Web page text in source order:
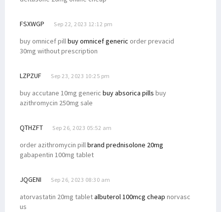
FSXWGP Sep 22, 2023 12:12 pm
buy omnicef pillbuy omnicef generic order prevacid
30mg without prescription
LZPZUF Sep 23, 2023 10:25 pm
buy accutane 10mg generic buy absorica pills buy
azithromycin 250mg sale
QTHZFT Sep 26, 2023 05:52 am
order azithromycin pillbrand prednisolone 20mg
gabapentin 100mg tablet
JQGENI Sep 26, 2023 08:30 am
atorvastatin 20mg tabletalbuterol 100mcg cheap norvasc
us